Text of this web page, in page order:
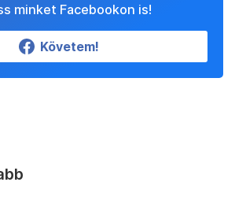
minket Facebookon is!
Követem!